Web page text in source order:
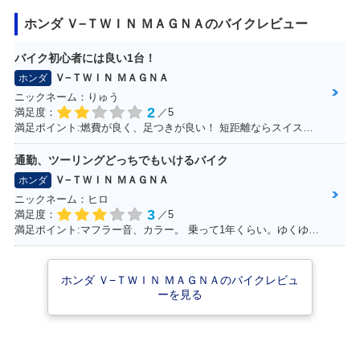
1995年 V-TWIN M
AGNA・カラーチェ
ンジ
1994年 V-TWIN M
AGNA・新登場
ホンダ Ｖ−ＴＷＩＮ ＭＡＧＮＡのバイクレビュー
バイク初心者には良い1台！
ホンダ
Ｖ−ＴＷＩＮ ＭＡＧＮＡ
ニックネーム：りゅう
満足度：
2 ／5
満足ポイント:燃費が良く、足つきが良い！ 短距離ならスイスイいけます！ パーツもたくさんあるのでカスタマイズしやすいです。
通勤、ツーリングどっちでもいけるバイク
ホンダ
Ｖ−ＴＷＩＮ ＭＡＧＮＡ
ニックネーム：ヒロ
満足度：
3 ／5
満足ポイント:マフラー音、カラー。 乗って1年くらい。ゆくゆくはハーレーに！通勤で使ってる。 ショック、ハンドル周りをカスタムしていきたい。
ホンダ Ｖ−ＴＷＩＮ ＭＡＧＮＡのバイクレビュ
ーを見る